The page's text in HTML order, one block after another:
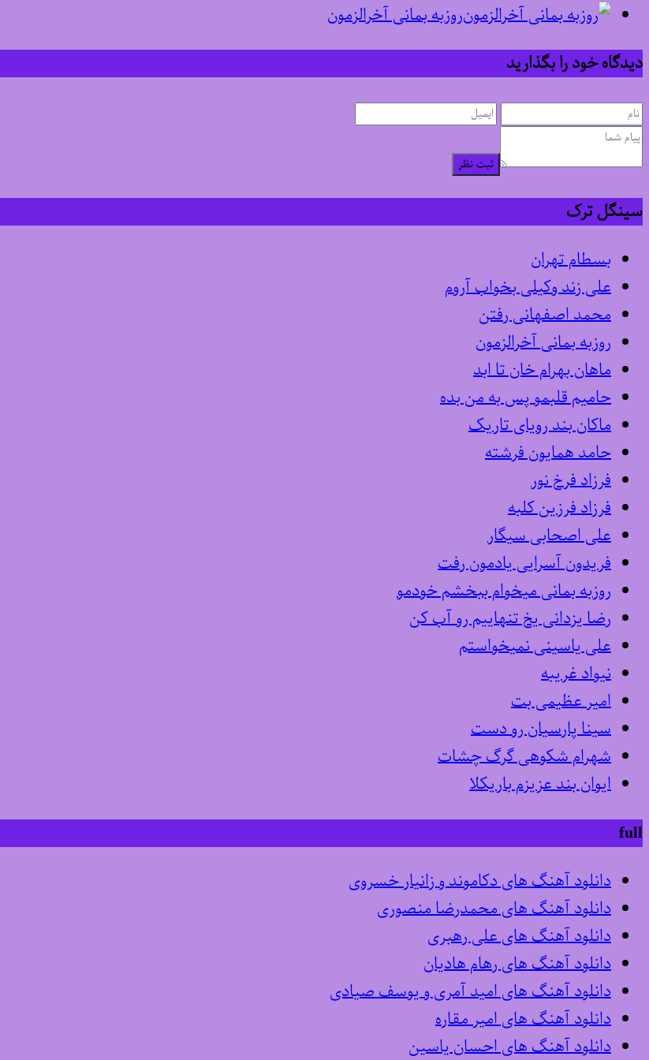
روزبه بمانی آخرالزمون
دیدگاه خود را بگذارید
ثبت نظر
سینگل ترک
بسطام تهران
علی زند وکیلی بخواب آروم
محمد اصفهانی رفتن
روزبه بمانی آخرالزمون
ماهان بهرام خان تا ابد
حامیم قلبمو پس به من بده
ماکان بند رویای تاریک
حامد همایون فرشته
فرزاد فرخ نور
فرزاد فرزین کلبه
علی اصحابی سیگار
فریدون آسرایی یادمون رفت
روزبه بمانی میخوام ببخشم خودمو
رضا یزدانی یخ تنهاییم رو آب کن
علی یاسینی نمیخواستم
نیواد غریبه
امیر عظیمی بت
سینا پارسیان رو دست
شهرام شکوهی گرگ چشات
ایوان بند عزیزم باریکلا
full
دانلود آهنگ های دکاموند و زانیار خسروی
دانلود آهنگ های محمدرضا منصوری
دانلود آهنگ های علی رهبری
دانلود آهنگ های رهام هادیان
دانلود آهنگ های امید آمری و یوسف صیادی
دانلود آهنگ های امیر مقاره
دانلود آهنگ های احسان یاسین